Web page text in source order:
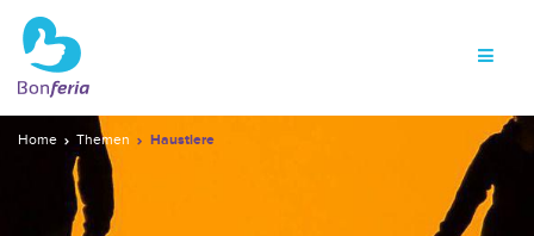
Home Themen Haustiere